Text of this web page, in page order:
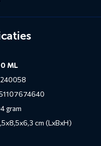
ML
gram
cm (LxBxH)